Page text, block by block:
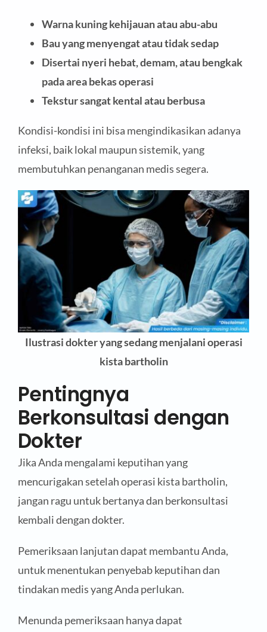
Warna kuning kehijauan atau abu-abu
Bau yang menyengat atau tidak sedap
Disertai nyeri hebat, demam, atau bengkak
pada area bekas operasi
Tekstur sangat kental atau berbusa
Kondisi-kondisi ini bisa mengindikasikan adanya
infeksi, baik lokal maupun sistemik, yang
membutuhkan penanganan medis segera.
Ilustrasi dokter yang sedang menjalani operasi
kista bartholin
Pentingnya
Berkonsultasi dengan
Dokter
Jika Anda mengalami keputihan yang
mencurigakan setelah operasi kista bartholin,
jangan ragu untuk bertanya dan berkonsultasi
kembali dengan dokter.
Pemeriksaan lanjutan dapat membantu Anda,
untuk menentukan penyebab keputihan dan
tindakan medis yang Anda perlukan.
Menunda pemeriksaan hanya dapat